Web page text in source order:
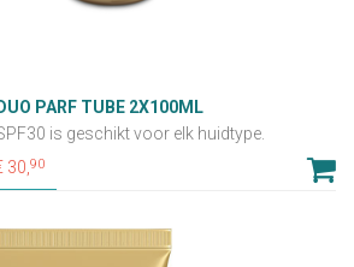
PARF TUBE 2X100ML
is geschikt voor elk huidtype.
90